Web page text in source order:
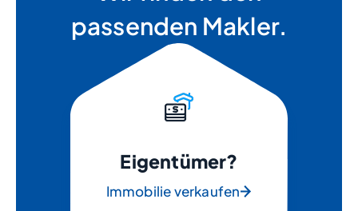
passenden Makler.
Eigentümer?
Immobilie verkaufen